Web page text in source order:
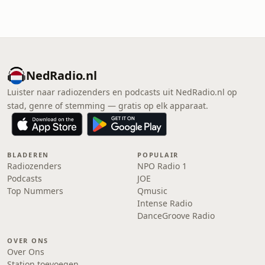
NedRadio.nl
Luister naar radiozenders en podcasts uit NedRadio.nl op
stad, genre of stemming — gratis op elk apparaat.
BLADEREN
Radiozenders
Podcasts
Top Nummers
POPULAIR
NPO Radio 1
JOE
Qmusic
Intense Radio
DanceGroove Radio
OVER ONS
Over Ons